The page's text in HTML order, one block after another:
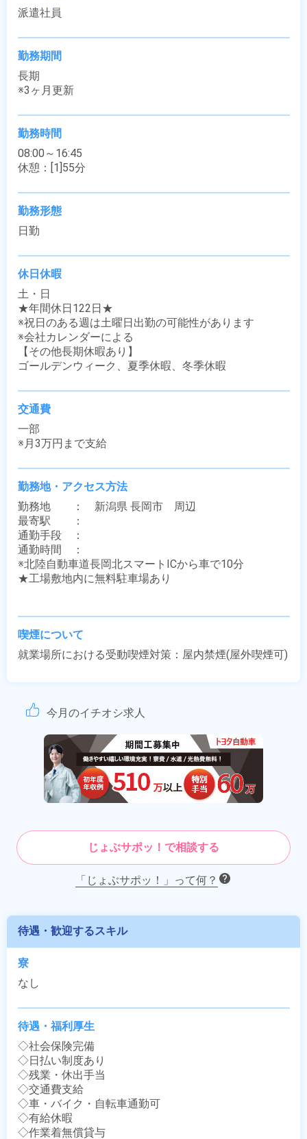
派遣社員
勤務期間
長期
※3ヶ月更新
勤務時間
08:00～16:45
休憩：[1]55分
勤務形態
日勤
休日休暇
土・日
★年間休日122日★
※祝日のある週は土曜日出勤の可能性があります
※会社カレンダーによる
【その他長期休暇あり】
ゴールデンウィーク、夏季休暇、冬季休暇
交通費
一部
※月3万円まで支給
勤務地・アクセス方法
勤務地　　：　新潟県 長岡市　周辺
最寄駅　　：
通勤手段　：
通勤時間　：
※北陸自動車道長岡北スマートICから車で10分
★工場敷地内に無料駐車場あり
喫煙について
就業場所における受動喫煙対策：屋内禁煙(屋外喫煙可)
今月のイチオシ求人
じょぶサポッ！で相談する
「じょぶサポッ！」って何？
待遇・歓迎するスキル
寮
なし
待遇・福利厚生
◇社会保険完備
◇日払い制度あり
◇残業・休出手当
◇交通費支給
◇車・バイク・自転車通勤可
◇有給休暇
◇作業着無償貸与